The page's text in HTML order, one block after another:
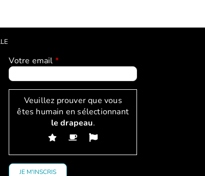
boîte
parents
–
2025)
Votre email *
Veuillez prouver que vous
êtes humain en sélectionnant
le drapeau.